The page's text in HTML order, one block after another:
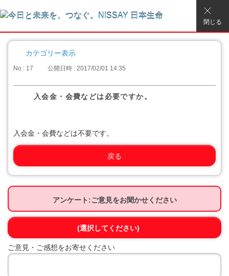
閉じる
カテゴリー表示
No : 17 公開日時 : 2017/02/01 14:35
入会金・会費などは必要ですか。
入会金・会費などは不要です。
戻る
アンケート:ご意見をお聞かせください
(選択してください)
ご意見・ご感想をお寄せください